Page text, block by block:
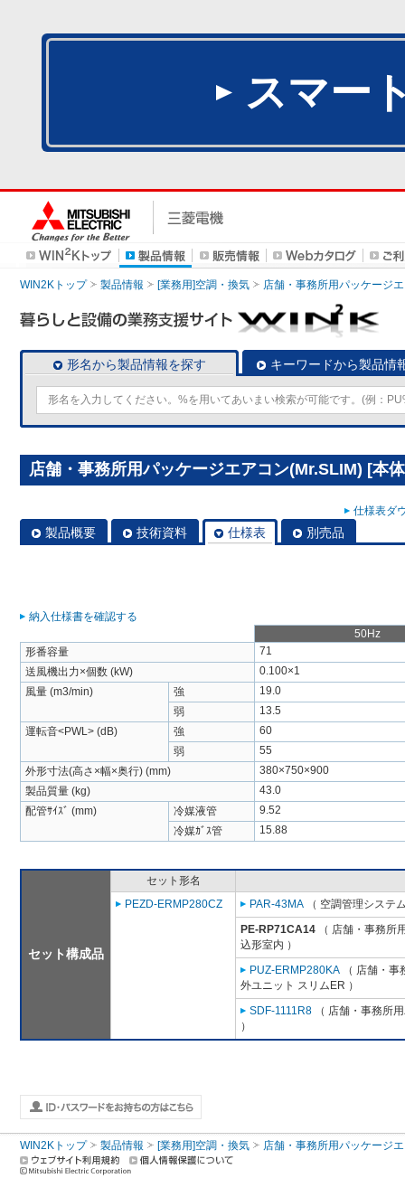
スマー
WIN2Kトップ 製品情報 [業務用]空調・換気 店舗・事務所用パッケージ
形名から製品情報を探す キーワードから製品情
店舗・事務所用パッケージエアコン(Mr.SLIM) [本
仕様表ダ
製品概要 技術資料 仕様表 別売品
納入仕様書を確認する
50Hz
形番容量
71
送風機出力×個数 (kW)
0.100×1
風量 (m3/min)
強
19.0
弱
13.5
運転音<PWL> (dB)
強
60
弱
55
外形寸法(高さ×幅×奥行) (mm)
380×750×900
製品質量 (kg)
43.0
配管ｻｲｽﾞ (mm)
冷媒液管
9.52
冷媒ｶﾞｽ管
15.88
セット構成品
セット形名
PEZD-ERMP280CZ
PAR-43MA （ 空調管理システ
PE-RP71CA14 （ 店舗・事務所
込形室内 ）
PUZ-ERMP280KA （ 店舗・
外ユニット スリムER ）
SDF-1111R8 （ 店舗・事務所
）
WIN2Kトップ 製品情報 [業務用]空調・換気 店舗・事務所用パッケージ